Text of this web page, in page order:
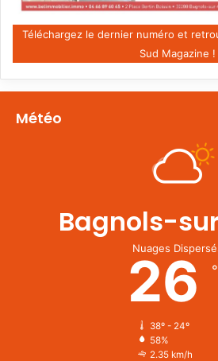
Téléchargez le dernier numéro et
Sud Magazine !
Météo
Bagnols-
Nuages
26
38º - 24º
58%
2.35 km/h